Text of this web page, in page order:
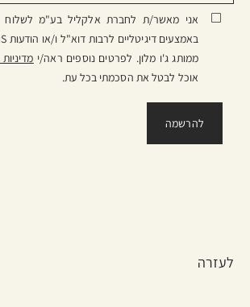
אני מאשר/ת לחברת אלקליל בע"מ לשלוח
ממותג ג'ו מלון. לפרטים נוספים ראה/י
אוכל לבטל את הסכמתי בכל עת.
לעזרה